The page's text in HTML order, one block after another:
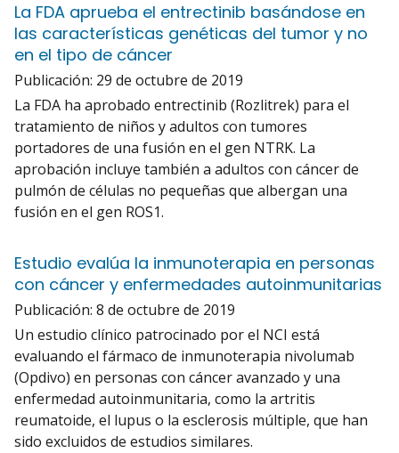
La FDA aprueba el entrectinib basándose en
las características genéticas del tumor y no
en el tipo de cáncer
Publicación: 29 de octubre de 2019
La FDA ha aprobado entrectinib (Rozlitrek) para el
tratamiento de niños y adultos con tumores
portadores de una fusión en el gen NTRK. La
aprobación incluye también a adultos con cáncer de
pulmón de células no pequeñas que albergan una
fusión en el gen ROS1.
Estudio evalúa la inmunoterapia en personas
con cáncer y enfermedades autoinmunitarias
Publicación: 8 de octubre de 2019
Un estudio clínico patrocinado por el NCI está
evaluando el fármaco de inmunoterapia nivolumab
(Opdivo) en personas con cáncer avanzado y una
enfermedad autoinmunitaria, como la artritis
reumatoide, el lupus o la esclerosis múltiple, que han
sido excluidos de estudios similares.